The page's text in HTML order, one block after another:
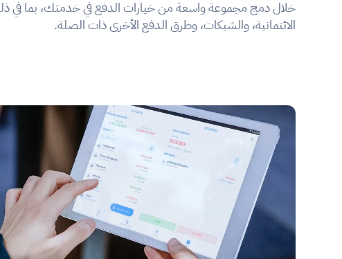
الائتمانية، والشيكات، وطرق الدفع الأخرى ذات الصلة.